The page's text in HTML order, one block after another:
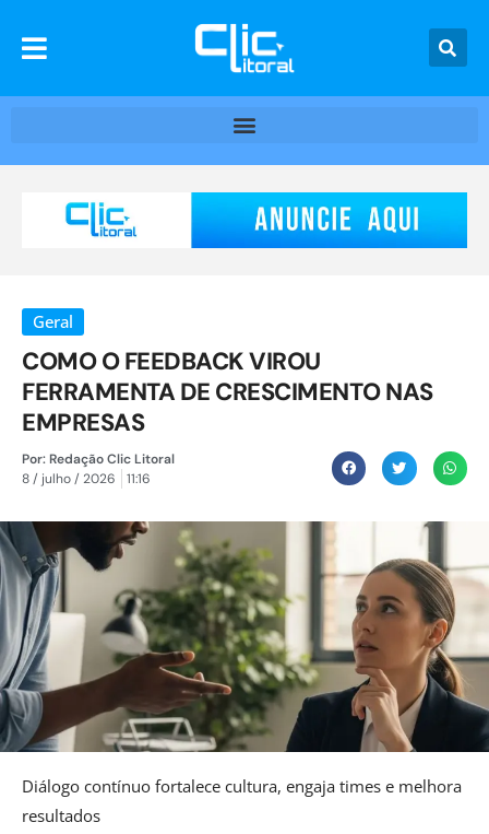
Geral
COMO O FEEDBACK VIROU
FERRAMENTA DE CRESCIMENTO NAS
EMPRESAS
Por:Redação Clic Litoral
8 / julho / 2026
11:16
Diálogo contínuo fortalece cultura, engaja times e melhora
resultados